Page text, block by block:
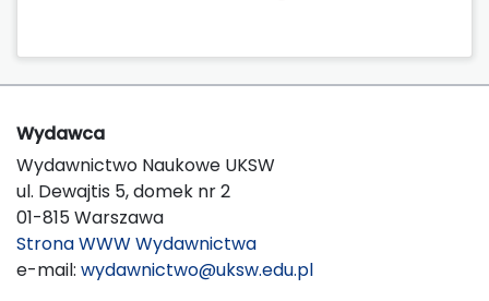
Wydawca
Wydawnictwo Naukowe UKSW
ul. Dewajtis 5, domek nr 2
01-815 Warszawa
Strona WWW Wydawnictwa
e-mail: wydawnictwo@uksw.edu.pl